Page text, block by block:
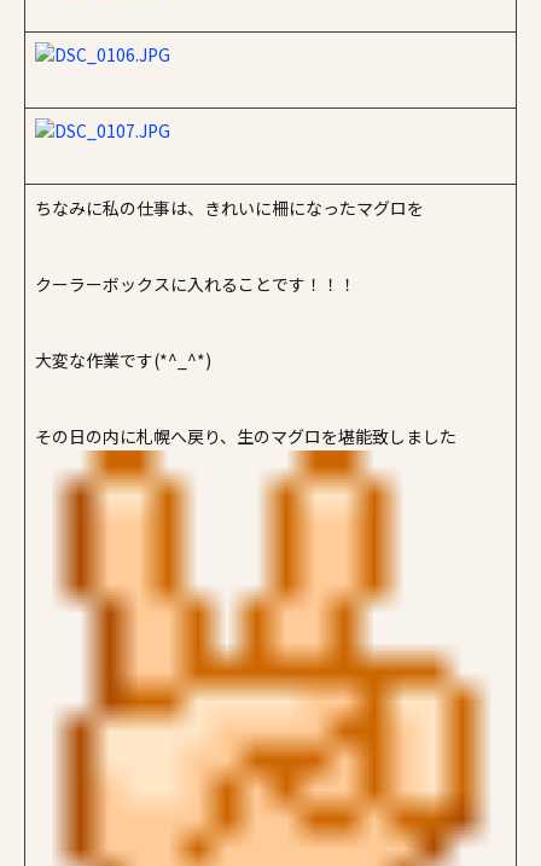
ちなみに私の仕事は、きれいに柵になったマグロを
クーラーボックスに入れることです！！！
大変な作業です(*^_^*)
その日の内に札幌へ戻り、生のマグロを堪能致しました